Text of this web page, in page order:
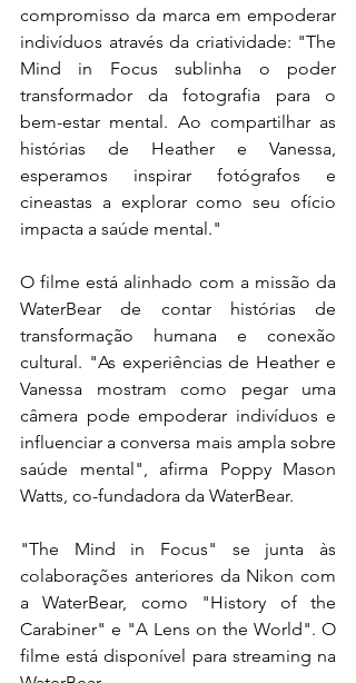
compromisso da marca em empoderar
indivíduos através da criatividade: "The
Mind in Focus sublinha o poder
transformador da fotografia para o
bem-estar mental. Ao compartilhar as
histórias de Heather e Vanessa,
esperamos inspirar fotógrafos e
cineastas a explorar como seu ofício
impacta a saúde mental."
O filme está alinhado com a missão da
WaterBear de contar histórias de
transformação humana e conexão
cultural. "As experiências de Heather e
Vanessa mostram como pegar uma
câmera pode empoderar indivíduos e
influenciar a conversa mais ampla sobre
saúde mental", afirma Poppy Mason
Watts, co-fundadora da WaterBear.
"The Mind in Focus" se junta às
colaborações anteriores da Nikon com
a WaterBear, como "History of the
Carabiner" e "A Lens on the World". O
filme está disponível para streaming na